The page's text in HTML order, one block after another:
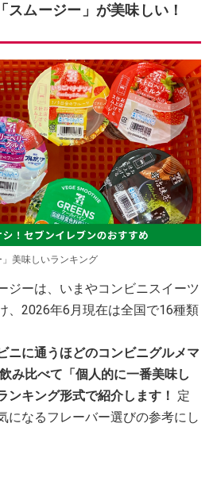
スムージー」が美味しい！
美味しいランキング
ジーは、いまやコンビニスイーツ
、2026年6月現在は全国で16種類
ニに通うほどのコンビニグルメマ
み比べて「個人的に一番美味し
ンキング形式で紹介します！ 定
になるフレーバー選びの参考にし